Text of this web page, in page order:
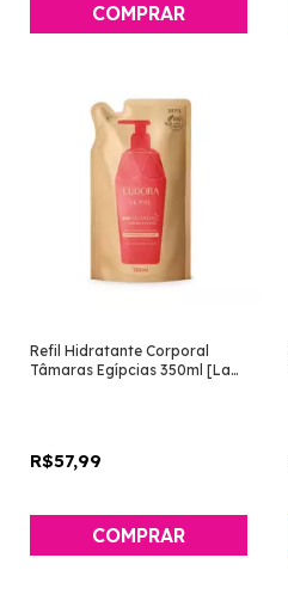
Refil Hidratante Corporal
Tâmaras Egípcias 350ml [La
R$57,99